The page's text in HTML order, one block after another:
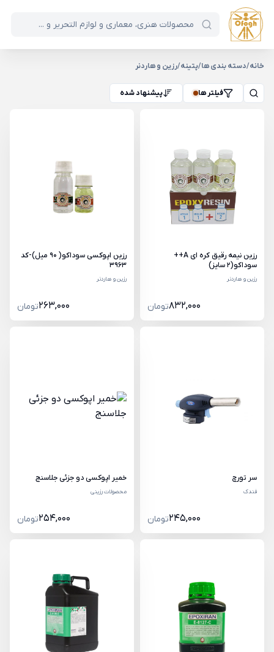
خانه/دسته بندی ها/پتینه/رزین و هاردنر
فیلتر ها پیشنهاد شده
رزین نیمه رقیق کره ای A++
سوداکو(2 سایز)
رزین و هاردنر
832,000تومان
رزین اپوکسی سوداکو( 90 میل)-کد
3963
رزین و هاردنر
263,000تومان
سر تورچ
فندک
245,000تومان
خمیر اپوکسی دو جزئی جلاسنج
محصولات رزینی
254,000تومان